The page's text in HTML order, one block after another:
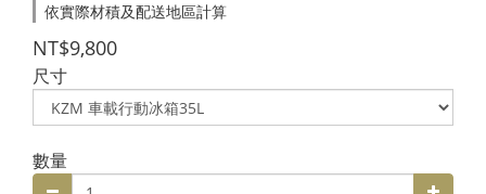
依實際材積及配送地區計算
NT$9,800
尺寸
數量